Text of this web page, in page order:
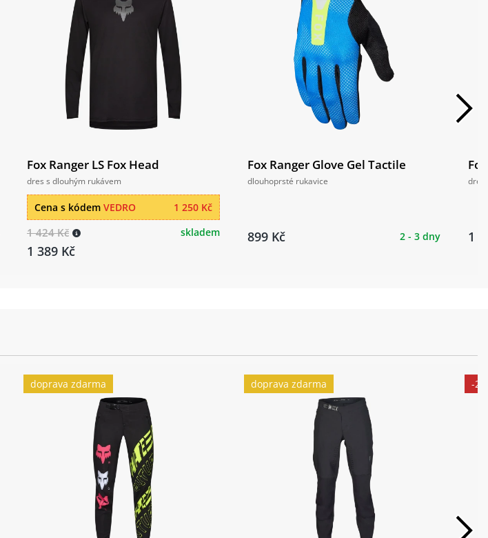
Fox Ranger LS Fox Head
dres s dlouhým rukávem
1 250 Kč
Cena s kódem VEDRO
1 424 Kč
1 389 Kč
skladem
Fox Ranger Glove Gel Tactile
dlouhoprsté rukavice
899 Kč 2 - 3 dny
dres
1
doprava zdarma doprava zdarma -